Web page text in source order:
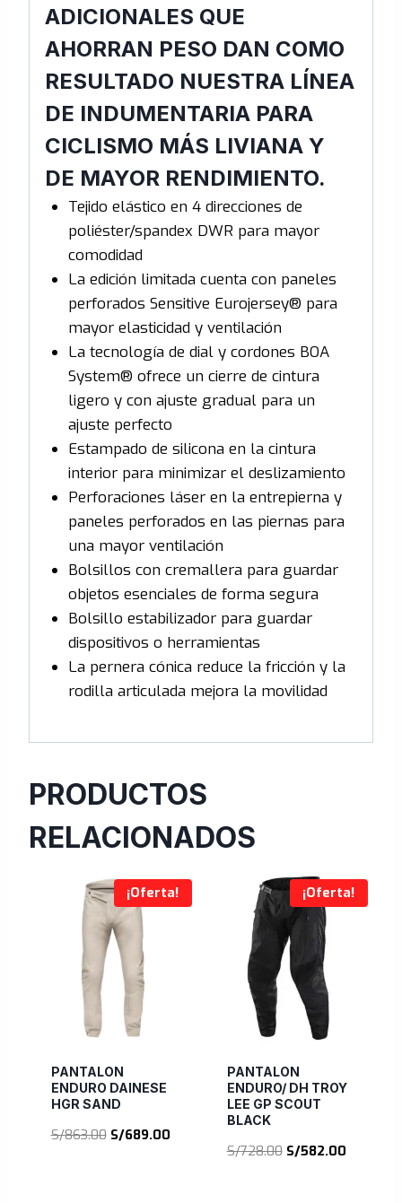
ADICIONALES QUE
AHORRAN PESO DAN COMO
RESULTADO NUESTRA LÍNEA
DE INDUMENTARIA PARA
CICLISMO MÁS LIVIANA Y
DE MAYOR RENDIMIENTO.
Tejido elástico en 4 direcciones de
poliéster/spandex DWR para mayor
comodidad
La edición limitada cuenta con paneles
perforados Sensitive Eurojersey® para
mayor elasticidad y ventilación
La tecnología de dial y cordones BOA
System® ofrece un cierre de cintura
ligero y con ajuste gradual para un
ajuste perfecto
Estampado de silicona en la cintura
interior para minimizar el deslizamiento
Perforaciones láser en la entrepierna y
paneles perforados en las piernas para
una mayor ventilación
Bolsillos con cremallera para guardar
objetos esenciales de forma segura
Bolsillo estabilizador para guardar
dispositivos o herramientas
La pernera cónica reduce la fricción y la
rodilla articulada mejora la movilidad
PRODUCTOS
RELACIONADOS
¡Oferta!
PANTALON
ENDURO DAINESE
HGR SAND
S/863.00 El
S/689.00El
¡Oferta!
PANTALON
ENDURO/ DH TROY
LEE GP SCOUT
BLACK
S/728.00 El
S/582.00El